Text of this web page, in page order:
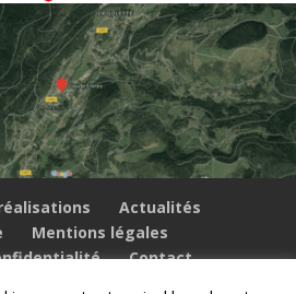
Actualités
Mentions légales
Contact